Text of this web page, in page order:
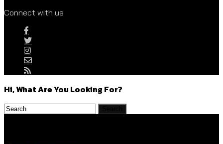
Connect with us
Hi, What Are You Looking For?